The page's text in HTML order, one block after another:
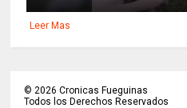
Leer Mas
© 2026 Cronicas Fueguinas
Todos los Derechos Reservados